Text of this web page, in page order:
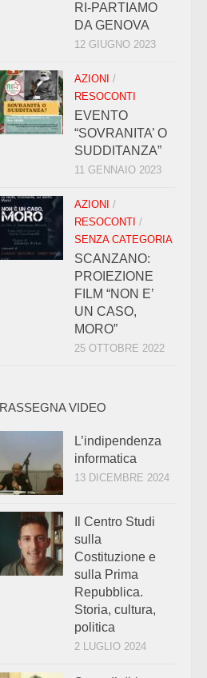
RI-PARTIAMO
DA GENOVA
12 GIUGNO 2023
AZIONI /
RESOCONTI
EVENTO
“SOVRANITA’ O
SUDDITANZA”
11 GENNAIO 2023
AZIONI /
RESOCONTI /
SENZA CATEGORIA
SCANZANO:
PROIEZIONE
FILM “NON E’
UN CASO,
MORO”
25 OTTOBRE 2022
RASSEGNA VIDEO
L’indipendenza
informatica
13 DICEMBRE 2024
Il Centro Studi
sulla
Costituzione e
sulla Prima
Repubblica.
Storia, cultura,
politica
2 LUGLIO 2024